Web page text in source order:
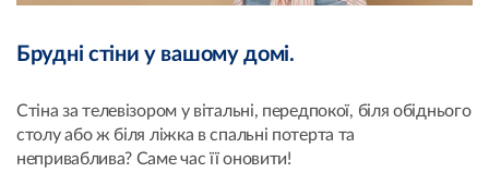
Брудні стіни у вашому домі.
Стіна за телевізором у вітальні, передпокої, біля обіднього
столу або ж біля ліжка в спальні потерта та
неприваблива? Саме час її оновити!